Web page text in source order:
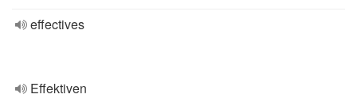
effectives
Effektiven